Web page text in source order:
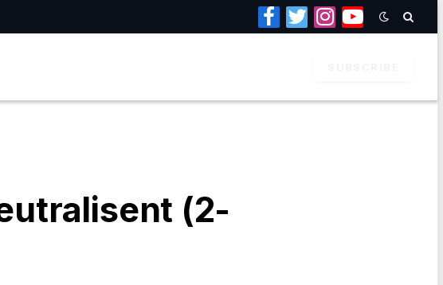
Facebook
TwitterInstagramYouTube
(2-